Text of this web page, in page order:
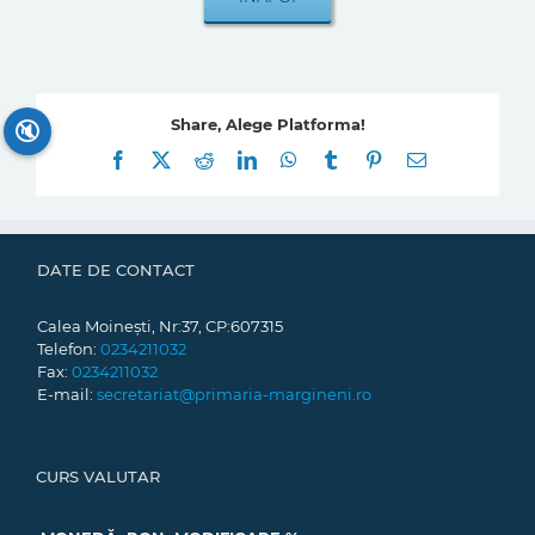
Share, Alege Platforma!
Facebook
RedditLinkedInWhatsApp
Tumblr Pinterest
E-
DATE DE CONTACT
Calea Moinești, Nr:37, CP:607315
Telefon: 0234211032
Fax: 0234211032
E-mail: secretariat@primaria-margineni.ro
CURS VALUTAR
🔇